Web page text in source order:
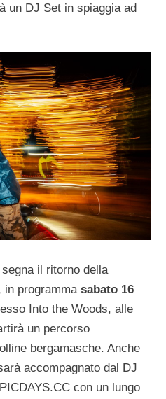
un DJ Set in spiaggia ad
il ritorno della
in programmasabato 16
Into the Woods, alle
un percorso
bergamasche. Anche
accompagnato dal DJ
con un lungo